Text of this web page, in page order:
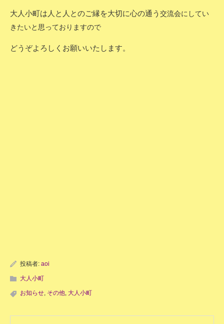
大人小町は人と人とのご縁を大切に心の通う 交流会にしてい
きたいと思っておりますので
どうぞよろしくお願いいたします。
投稿者: aoi
大人小町
お知らせ, その他, 大人小町